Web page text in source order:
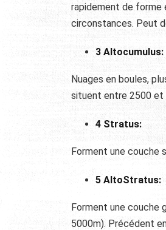
rapidement de forme
circonstances. Peut
3 Altocumulus:
Nuages en boules,
situent entre 2500 et
4 Stratus:
Forment une couche
5 AltoStratus:
Forment une couche
5000m). Précédent